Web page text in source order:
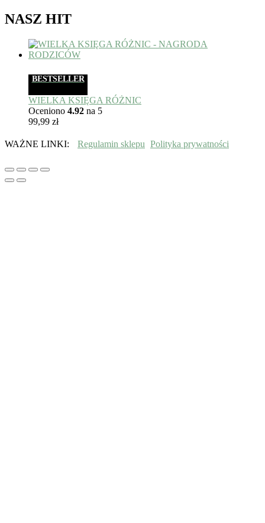
NASZ HIT
BESTSELLER
WIELKA KSIĘGA RÓŻNIC
Oceniono 4.92 na 5
99,99 zł
WAŻNE LINKI: Regulamin sklepu Polityka prywatności